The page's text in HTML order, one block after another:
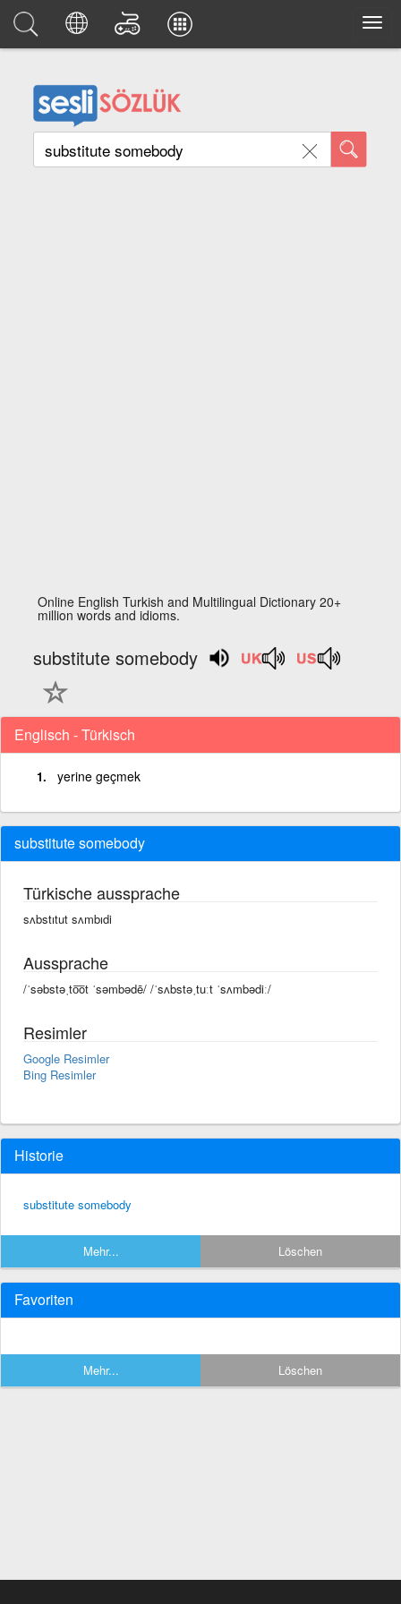
Online English Turkish and Multilingual Dictionary 20+
million words and idioms.
substitute somebody
Englisch - Türkisch
yerine geçmek
substitute somebody
Türkische aussprache
sʌbstıtut sʌmbıdi
Aussprache
/ˈsəbstəˌto͞ot ˈsəmbədē/ /ˈsʌbstəˌtuːt ˈsʌmbədiː/
Resimler
Google Resimler
Bing Resimler
Historie
substitute somebody
Mehr... Löschen
Favoriten
Mehr... Löschen